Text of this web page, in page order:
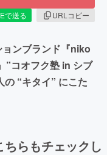
で送る
URLコピー
ンブランド『niko
”コオフク塾 in シブ
“キタイ” にこた
らもチェックし